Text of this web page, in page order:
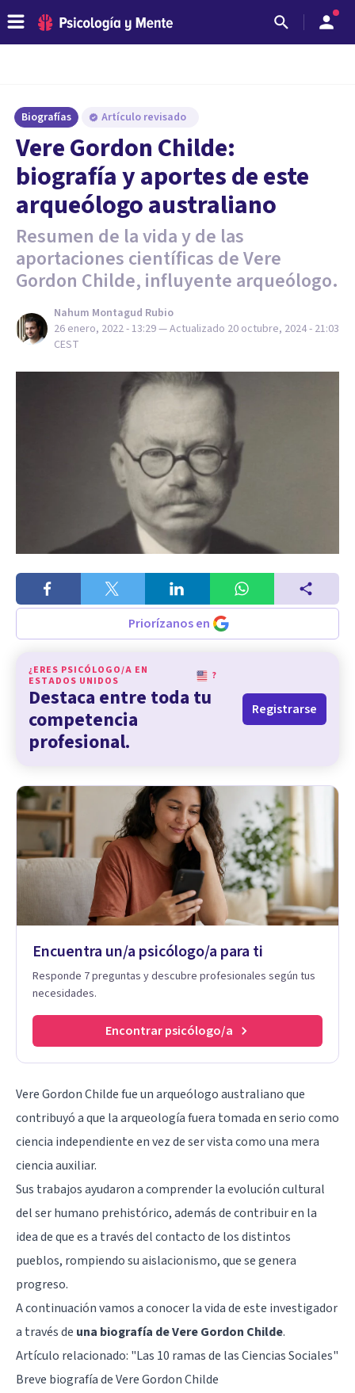
Biografías Artículo revisado
Vere Gordon Childe:
biografía y aportes de este
arqueólogo australiano
Resumen de la vida y de las
aportaciones científicas de Vere
Gordon Childe, influyente arqueólogo.
Nahum Montagud Rubio
26 enero, 2022 - 13:29— Actualizado 20 octubre, 2024 - 21:03
CEST
Priorízanos en
¿ERES PSICÓLOGO/A EN
ESTADOS UNIDOS
?
Destaca entre toda tu
competencia
profesional.
Registrarse
Encuentra un/a psicólogo/a para ti
Responde 7 preguntas y descubre profesionales según tus
necesidades.
Encontrar psicólogo/a
Vere Gordon Childe fue un arqueólogo australiano que
contribuyó a que la arqueología fuera tomada en serio como
ciencia independiente en vez de ser vista como una mera
ciencia auxiliar.
Sus trabajos ayudaron a comprender la evolución cultural
del ser humano prehistórico, además de contribuir en la
idea de que es a través del contacto de los distintos
pueblos, rompiendo su aislacionismo, que se genera
progreso.
A continuación vamos a conocer la vida de este investigador
a través de una biografía de Vere Gordon Childe.
Artículo relacionado: "Las 10 ramas de las Ciencias Sociales"
Breve biografía de Vere Gordon Childe